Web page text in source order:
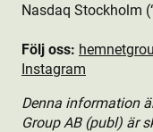
Nasdaq Stockholm
Följ oss:
Instagram
Denna information
Group AB (publ) är